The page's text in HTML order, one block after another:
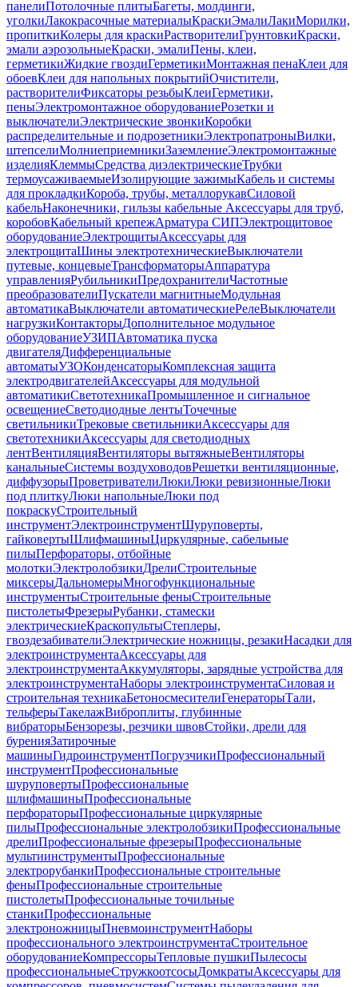
панелиПотолочные плитыБагеты, молдинги,
уголкиЛакокрасочные материалыКраскиЭмалиЛакиМорилки,
пропиткиКолеры для краскиРастворителиГрунтовкиКраски,
эмали аэрозольныеКраски, эмалиПены, клеи,
герметикиЖидкие гвоздиГерметикиМонтажная пенаКлеи для
обоевКлеи для напольных покрытийОчистители,
растворителиФиксаторы резьбыКлеиГерметики,
пеныЭлектромонтажное оборудованиеРозетки и
выключателиЭлектрические звонкиКоробки
распределительные и подрозетникиЭлектропатроныВилки,
штепселиМолниеприемникиЗаземлениеЭлектромонтажные
изделияКлеммыСредства диэлектрическиеТрубки
термоусаживаемыеИзолирующие зажимыКабель и системы
для прокладкиКороба, трубы, металлорукавСиловой
кабельНаконечники, гильзы кабельные Аксессуары для труб,
коробовКабельный крепежАрматура СИПЭлектрощитовое
оборудованиеЭлектрощитыАксессуары для
электрощитаШины электротехническиеВыключатели
путевые, концевыеТрансформаторыАппаратура
управленияРубильникиПредохранителиЧастотные
преобразователиПускатели магнитныеМодульная
автоматикаВыключатели автоматическиеРелеВыключатели
нагрузкиКонтакторыДополнительное модульное
оборудованиеУЗИПАвтоматика пуска
двигателяДифференциальные
автоматыУЗОКонденсаторыКомплексная защита
электродвигателейАксессуары для модульной
автоматикиСветотехникаПромышленное и сигнальное
освещениеСветодиодные лентыТочечные
светильникиТрековые светильникиАксессуары для
светотехникиАксессуары для светодиодных
лентВентиляцияВентиляторы вытяжныеВентиляторы
канальныеСистемы воздуховодовРешетки вентиляционные,
диффузорыПроветривателиЛюкиЛюки ревизионныеЛюки
под плиткуЛюки напольныеЛюки под
покраскуСтроительный
инструментЭлектроинструментШуруповерты,
гайковертыШлифмашиныЦиркулярные, сабельные
пилыПерфораторы, отбойные
молоткиЭлектролобзикиДрелиСтроительные
миксерыДальномерыМногофункциональные
инструментыСтроительные феныСтроительные
пистолетыФрезерыРубанки, стамески
электрическиеКраскопультыСтеплеры,
гвоздезабивателиЭлектрические ножницы, резакиНасадки для
электроинструментаАксессуары для
электроинструментаАккумуляторы, зарядные устройства для
электроинструментаНаборы электроинструментаСиловая и
строительная техникаБетоносмесителиГенераторыТали,
тельферыТакелажВиброплиты, глубинные
вибраторыБензорезы, резчики швовСтойки, дрели для
буренияЗатирочные
машиныГидроинструментПогрузчикиПрофессиональный
инструментПрофессиональные
шуруповертыПрофессиональные
шлифмашиныПрофессиональные
перфораторыПрофессиональные циркулярные
пилыПрофессиональные электролобзикиПрофессиональные
дрелиПрофессиональные фрезерыПрофессиональные
мультиинструментыПрофессиональные
электрорубанкиПрофессиональные строительные
феныПрофессиональные строительные
пистолетыПрофессиональные точильные
станкиПрофессиональные
электроножницыПневмоинструментНаборы
профессионального электроинструментаСтроительное
оборудованиеКомпрессорыТепловые пушкиПылесосы
профессиональныеСтружкоотсосыДомкратыАксессуары для